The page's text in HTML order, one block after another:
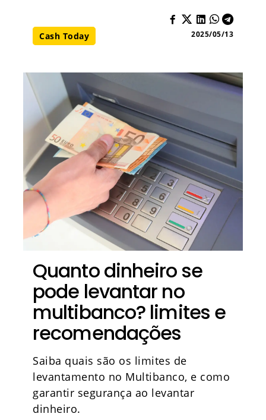
Cash Today 2025/05/13
Quanto dinheiro se
pode levantar no
multibanco? limites e
recomendações
Saiba quais são os limites de
levantamento no Multibanco, e como
garantir segurança ao levantar
dinheiro.